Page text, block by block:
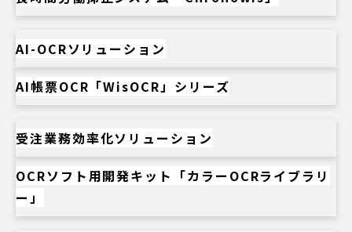
AI-OCRソリューション
AI帳票OCR「WisOCR」シリーズ
受注業務効率化ソリューション
OCRソフト用開発キット「カラーOCRライブラリ
ー」